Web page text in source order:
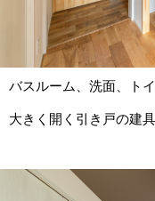
バスルーム、洗面、ト
大きく開く引き戸の建